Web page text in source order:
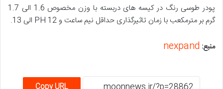
پودر طوسی رنگ در کیسه های دربسته با وزن مخصوص 1.6 الی 1.7
گرم بر مترمکعب با زمان تاثیرگذاری حداقل نیم ساعت و PH 12 الی 13.
منبع: nexpand